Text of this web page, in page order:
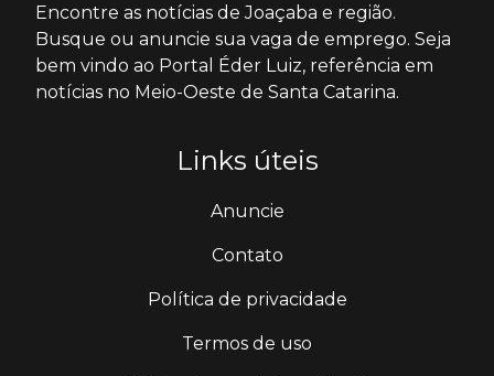
Encontre as notícias de Joaçaba e região.
Busque ou anuncie sua vaga de emprego. Seja
bem vindo ao Portal Éder Luiz, referência em
notícias no Meio-Oeste de Santa Catarina.
Links úteis
Anuncie
Contato
Política de privacidade
Termos de uso